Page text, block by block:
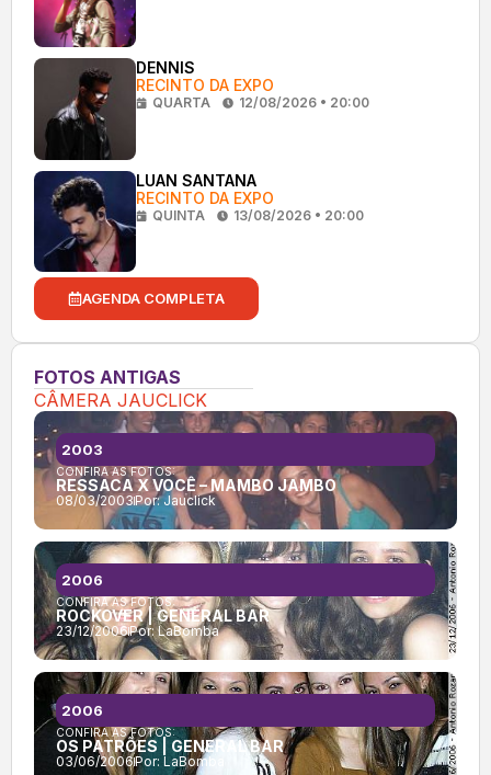
DENNIS
RECINTO DA EXPO
QUARTA 12/08/2026 • 20:00
LUAN SANTANA
RECINTO DA EXPO
QUINTA 13/08/2026 • 20:00
AGENDA COMPLETA
FOTOS ANTIGAS
CÂMERA JAUCLICK
CONFIRA AS FOTOS:
RESSACA X VOCÊ – MAMBO JAMBO
08/03/2003Por:Jauclick
2003
CONFIRA AS FOTOS:
ROCKOVER | GENERAL BAR
23/12/2006Por:LaBomba
2006
CONFIRA AS FOTOS:
OS PATRÕES | GENERAL BAR
03/06/2006Por: LaBomba
2006